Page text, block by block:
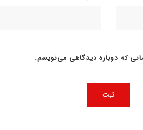
که دوباره دیدگاهی می‌نویسم.